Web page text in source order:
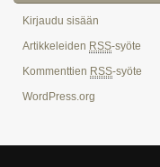
Kirjaudu sisään
Artikkeleiden RSS-syöte
Kommenttien RSS-syöte
WordPress.org